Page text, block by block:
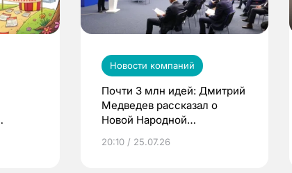
Новости компаний
Почти 3 млн идей: Дмитрий
Медведев рассказал о
Новой Народной
20:10 / 25.07.26